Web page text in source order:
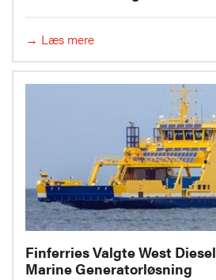
→ Læs mere
Finferries Valgte West
Marine Generatorløsning